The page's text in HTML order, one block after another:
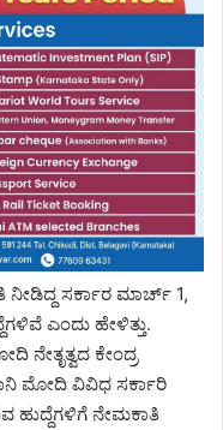
ಸರ್ಕಾರ ಮಾರ್ಚ್ 1,
ಎಂದು ಹೇಳಿತ್ತು.
ನೇತೃತ್ವದ ಕೇಂದ್ರ
ಮೋದಿ ವಿವಿಧ ಸರ್ಕಾರಿ
ಹುದ್ದೆಗಳಿಗೆ ನೇಮಕಾತಿ